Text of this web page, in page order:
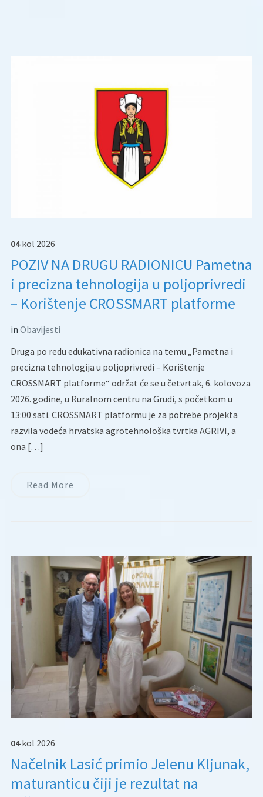
04 kol 2026
POZIV NA DRUGU RADIONICU Pametna
i precizna tehnologija u poljoprivredi
– Korištenje CROSSMART platforme
in Obavijesti
Druga po redu edukativna radionica na temu „Pametna i
precizna tehnologija u poljoprivredi – Korištenje
CROSSMART platforme“ održat će se u četvrtak, 6. kolovoza
2026. godine, u Ruralnom centru na Grudi, s početkom u
13:00 sati. CROSSMART platformu je za potrebe projekta
razvila vodeća hrvatska agrotehnološka tvrtka AGRIVI, a
ona […]
Read More
04 kol 2026
Načelnik Lasić primio Jelenu Kljunak,
maturanticu čiji je rezultat na